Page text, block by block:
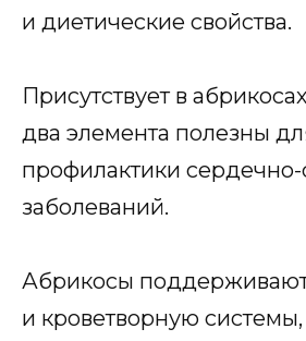
и диетические свойства.
Присутствует в
два элемента полезны
профилактики сердечно-
заболеваний.
Абрикосы
и кроветворную